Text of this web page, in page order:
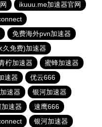
ikuuu.me加速器官网
免费海外pvn加速器
久免费)加速器
柠加速器
蜜蜂加速器
速器
优云666
速器
银河加速器
速器
速鹰666
银河加速器